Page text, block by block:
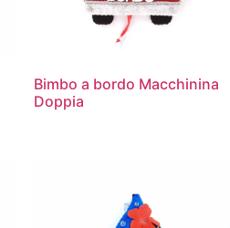
Bimbo a bordo Macchinina
Doppia